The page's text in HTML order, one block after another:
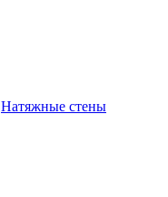
Натяжные стены